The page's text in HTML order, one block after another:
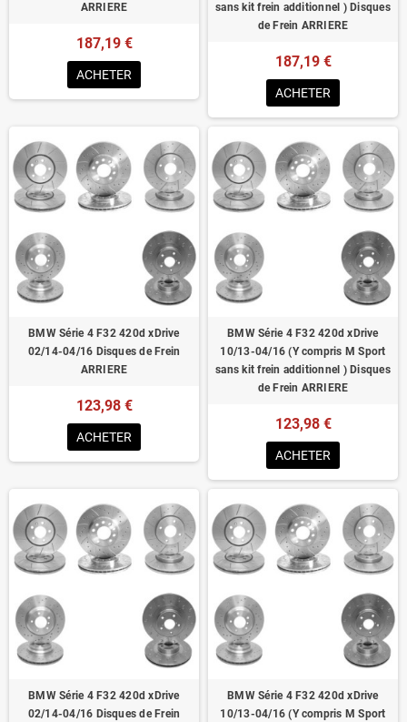
ARRIERE
187,19 €
ACHETER
sans kit frein additionnel ) Disques
de Frein ARRIERE
187,19 €
ACHETER
BMW Série 4 F32 420d xDrive
02/14-04/16 Disques de Frein
ARRIERE
123,98 €
ACHETER
BMW Série 4 F32 420d xDrive
10/13-04/16 (Y compris M Sport
sans kit frein additionnel ) Disques
de Frein ARRIERE
123,98 €
ACHETER
BMW Série 4 F32 420d xDrive
02/14-04/16 Disques de Frein
BMW Série 4 F32 420d xDrive
10/13-04/16 (Y compris M Sport